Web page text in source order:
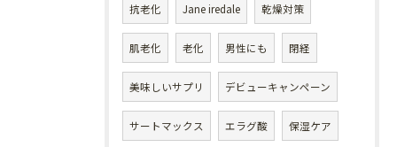
抗老化 Jane iredale 乾燥対策
肌老化 老化 男性にも 閉経
美味しいサプリ デビューキャンペーン
サートマックス エラグ酸 保湿ケア